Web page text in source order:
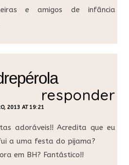
e amigos de infância
2013 AT 19:21
responder
adoráveis!! Acredita que eu
a uma festa do pijama?
em BH? Fantástico!!